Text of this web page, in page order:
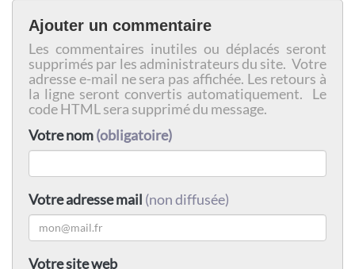
Ajouter un commentaire
Les commentaires inutiles ou déplacés seront
supprimés par les administrateurs du site. Votre
adresse e-mail ne sera pas affichée. Les retours à
la ligne seront convertis automatiquement. Le
code HTML sera supprimé du message.
Votre nom(obligatoire)
Votre adresse mail (non diffusée)
Votre site web